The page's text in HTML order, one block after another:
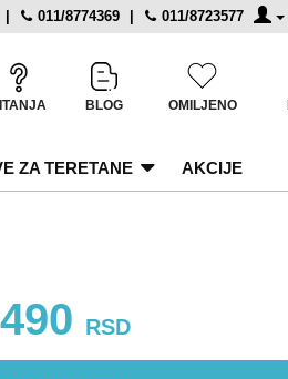
| 011/8774369 | 011/8723577
BLOG OMILJENO
ZA TERETANE AKCIJE
RSD